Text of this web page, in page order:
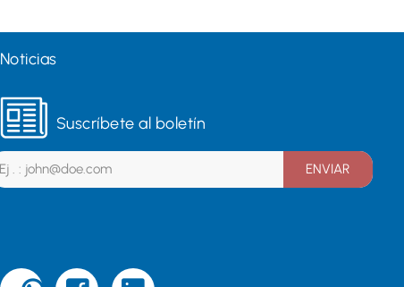
Noticias
Suscríbete al boletín
ENVIAR